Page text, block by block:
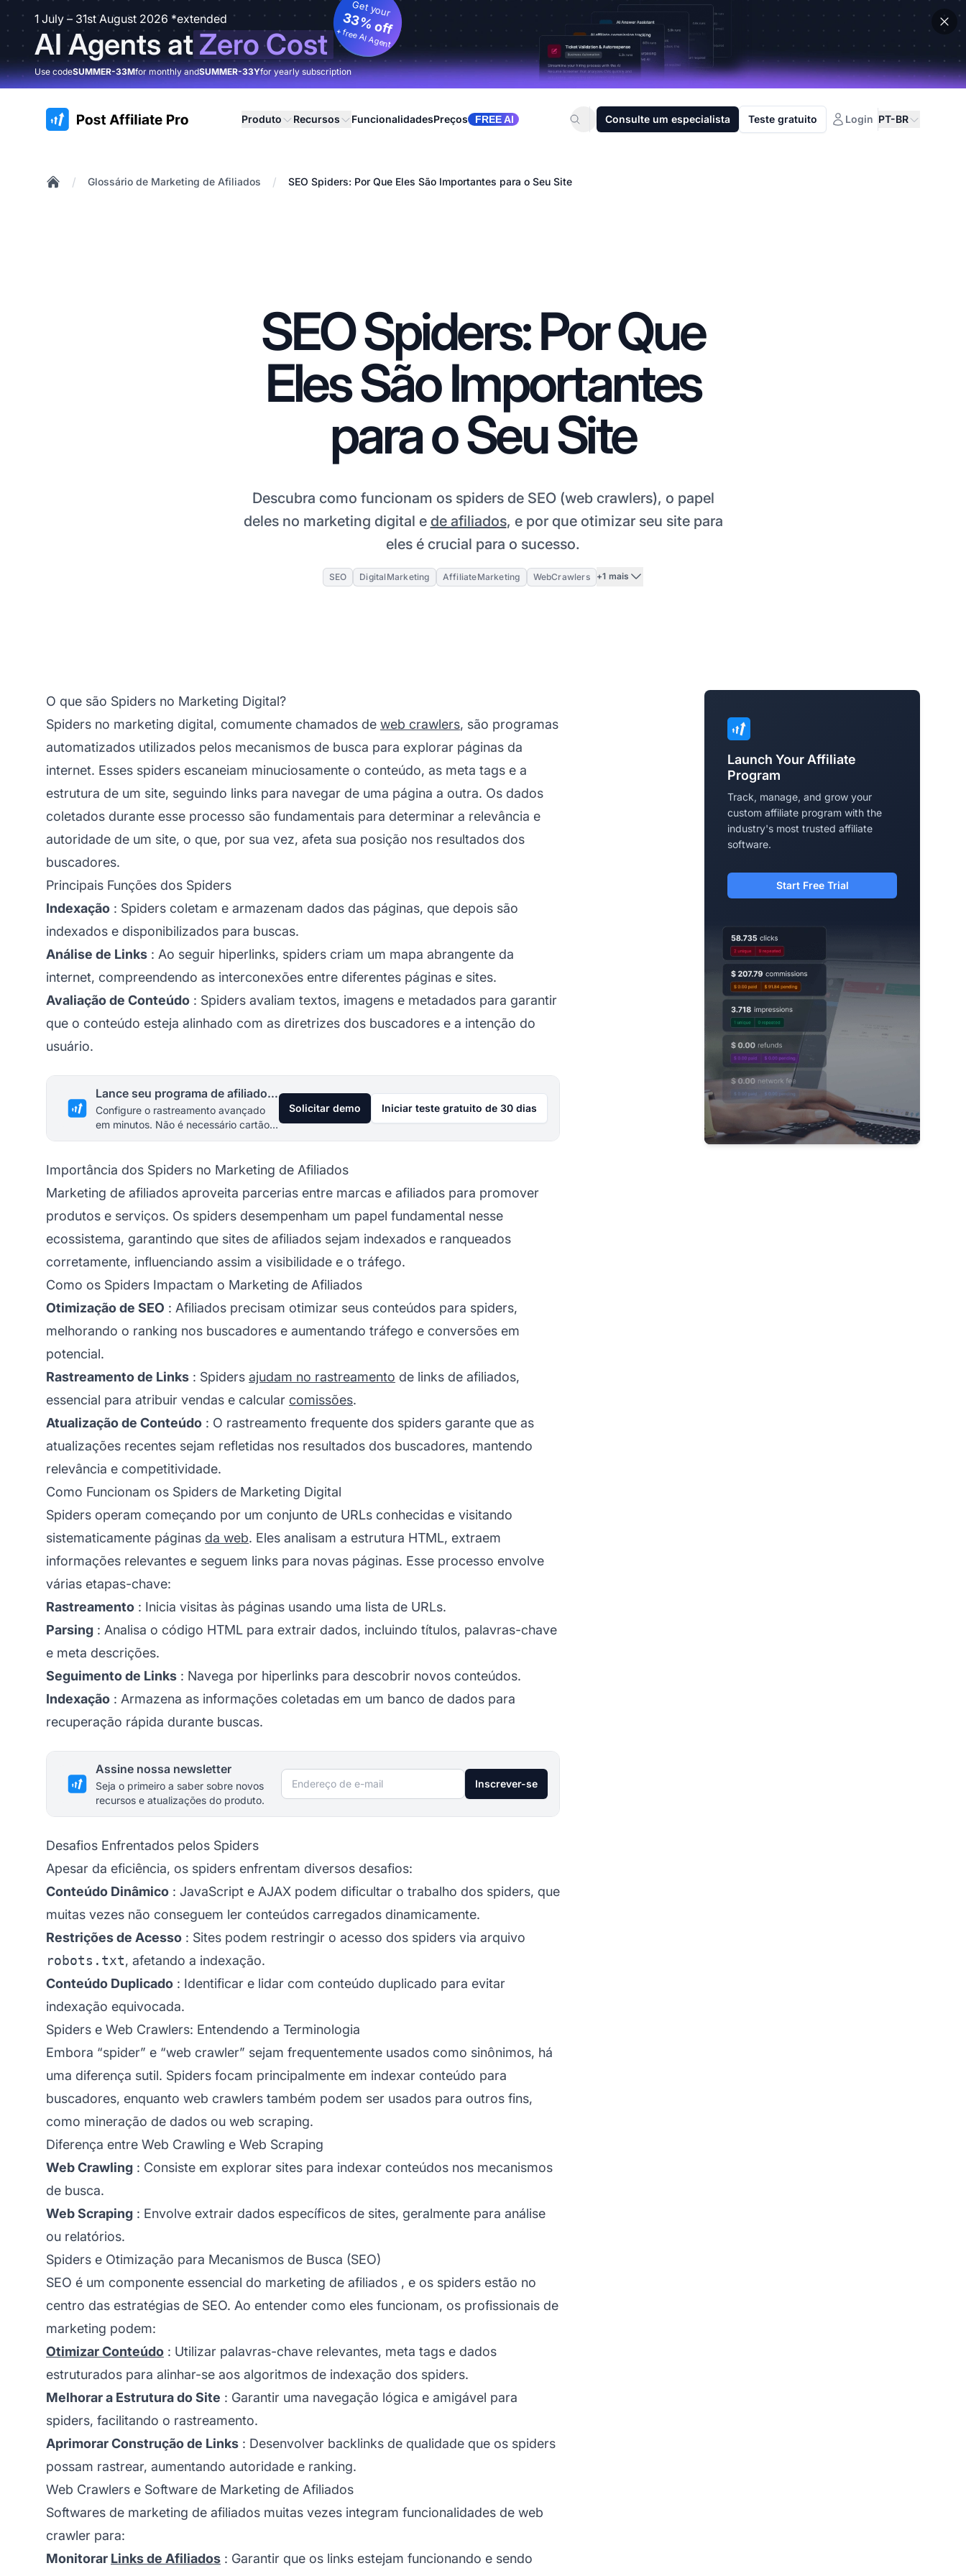
1 July – 31st August 2026 *extended
AI Agents atZero Cost
Get your
33% off
+ free AI Agent
Use codeSUMMER-33Mfor monthly andSUMMER-33Yfor yearly subscription
:site.title Produto Recursos FuncionalidadesPreços FREE AI Consulte um especialista Teste gratuito Login PT-BR
/ Glossário de Marketing de Afiliados / SEO Spiders: Por Que Eles São Importantes para o Seu Site
SEO Spiders: Por Que
Eles São Importantes
para o Seu Site
Descubra como funcionam os spiders de SEO (web crawlers), o papel
deles no marketing digital e de afiliados, e por que otimizar seu site para
eles é crucial para o sucesso.
SEO DigitalMarketing AffiliateMarketing WebCrawlers +1 mais
O que são Spiders no Marketing Digital?
Spiders no marketing digital, comumente chamados de web crawlers, são programas
automatizados utilizados pelos mecanismos de busca para explorar páginas da
internet. Esses spiders escaneiam minuciosamente o conteúdo, as meta tags e a
estrutura de um site, seguindo links para navegar de uma página a outra. Os dados
coletados durante esse processo são fundamentais para determinar a relevância e
autoridade de um site, o que, por sua vez, afeta sua posição nos resultados dos
buscadores.
Principais Funções dos Spiders
Indexação : Spiders coletam e armazenam dados das páginas, que depois são
indexados e disponibilizados para buscas.
Análise de Links : Ao seguir hiperlinks, spiders criam um mapa abrangente da
internet, compreendendo as interconexões entre diferentes páginas e sites.
Avaliação de Conteúdo : Spiders avaliam textos, imagens e metadados para garantir
que o conteúdo esteja alinhado com as diretrizes dos buscadores e a intenção do
usuário.
Lance seu programa de afiliados hoje
Configure o rastreamento avançado
em minutos. Não é necessário cartão
de crédito.
Solicitar demo Iniciar teste gratuito de 30 dias
Importância dos Spiders no Marketing de Afiliados
Marketing de afiliados aproveita parcerias entre marcas e afiliados para promover
produtos e serviços. Os spiders desempenham um papel fundamental nesse
ecossistema, garantindo que sites de afiliados sejam indexados e ranqueados
corretamente, influenciando assim a visibilidade e o tráfego.
Como os Spiders Impactam o Marketing de Afiliados
Otimização de SEO : Afiliados precisam otimizar seus conteúdos para spiders,
melhorando o ranking nos buscadores e aumentando tráfego e conversões em
potencial.
Rastreamento de Links : Spiders ajudam no rastreamento de links de afiliados,
essencial para atribuir vendas e calcular comissões.
Atualização de Conteúdo : O rastreamento frequente dos spiders garante que as
atualizações recentes sejam refletidas nos resultados dos buscadores, mantendo
relevância e competitividade.
Como Funcionam os Spiders de Marketing Digital
Spiders operam começando por um conjunto de URLs conhecidas e visitando
sistematicamente páginas da web. Eles analisam a estrutura HTML, extraem
informações relevantes e seguem links para novas páginas. Esse processo envolve
várias etapas-chave:
Rastreamento : Inicia visitas às páginas usando uma lista de URLs.
Parsing : Analisa o código HTML para extrair dados, incluindo títulos, palavras-chave
e meta descrições.
Seguimento de Links : Navega por hiperlinks para descobrir novos conteúdos.
Indexação : Armazena as informações coletadas em um banco de dados para
recuperação rápida durante buscas.
Assine nossa newsletter
Seja o primeiro a saber sobre novos
recursos e atualizações do produto.
Endereço de e-mail Inscrever-se
Desafios Enfrentados pelos Spiders
Apesar da eficiência, os spiders enfrentam diversos desafios:
Conteúdo Dinâmico : JavaScript e AJAX podem dificultar o trabalho dos spiders, que
muitas vezes não conseguem ler conteúdos carregados dinamicamente.
Restrições de Acesso : Sites podem restringir o acesso dos spiders via arquivo
robots.txt, afetando a indexação.
Conteúdo Duplicado : Identificar e lidar com conteúdo duplicado para evitar
indexação equivocada.
Spiders e Web Crawlers: Entendendo a Terminologia
Embora “spider” e “web crawler” sejam frequentemente usados como sinônimos, há
uma diferença sutil. Spiders focam principalmente em indexar conteúdo para
buscadores, enquanto web crawlers também podem ser usados para outros fins,
como mineração de dados ou web scraping.
Diferença entre Web Crawling e Web Scraping
Web Crawling : Consiste em explorar sites para indexar conteúdos nos mecanismos
de busca.
Web Scraping : Envolve extrair dados específicos de sites, geralmente para análise
ou relatórios.
Spiders e Otimização para Mecanismos de Busca (SEO)
SEO é um componente essencial do marketing de afiliados , e os spiders estão no
centro das estratégias de SEO. Ao entender como eles funcionam, os profissionais de
marketing podem:
Otimizar Conteúdo : Utilizar palavras-chave relevantes, meta tags e dados
estruturados para alinhar-se aos algoritmos de indexação dos spiders.
Melhorar a Estrutura do Site : Garantir uma navegação lógica e amigável para
spiders, facilitando o rastreamento.
Aprimorar Construção de Links : Desenvolver backlinks de qualidade que os spiders
possam rastrear, aumentando autoridade e ranking.
Web Crawlers e Software de Marketing de Afiliados
Softwares de marketing de afiliados muitas vezes integram funcionalidades de web
crawler para:
Monitorar Links de Afiliados : Garantir que os links estejam funcionando e sendo
Launch Your Affiliate
Program
Track, manage, and grow your
custom affiliate program with the
industry's most trusted affiliate
software.
Start Free Trial